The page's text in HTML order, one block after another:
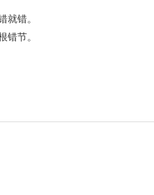
就错。
错节。